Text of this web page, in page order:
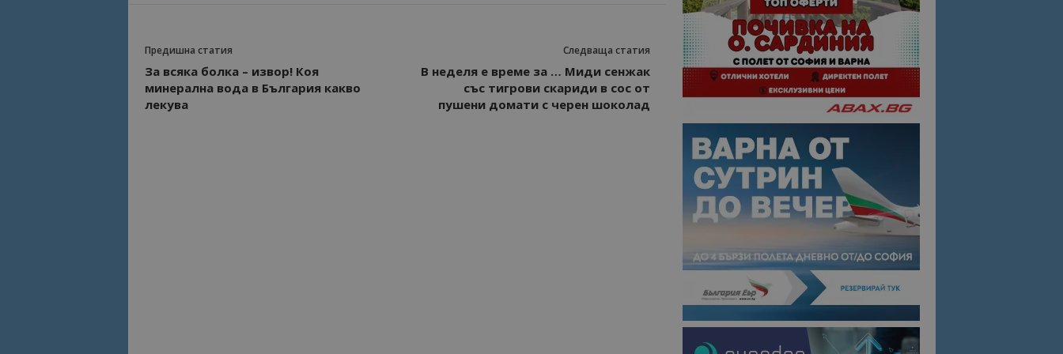
Предишна статия
За всяка болка – извор! Коя
минерална вода в България какво
лекува
Следваща статия
В неделя е време за … Миди сенжак
със тигрови скариди в сос от
пушени домати с черен шоколад